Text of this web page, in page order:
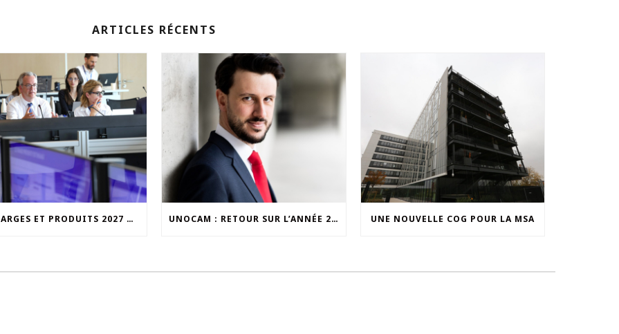
ARTICLES RÉCENTS
UN CHARGES ET PRODUITS 2027 QUI S’INSCRIT DANS LA CONTINUITÉ UNOCAM : RETOUR SUR L’ANNÉE 2025 ET NOUVEAU SECRÉTAIRE GÉNÉRAL UNE NOUVELLE COG POUR LA MSA